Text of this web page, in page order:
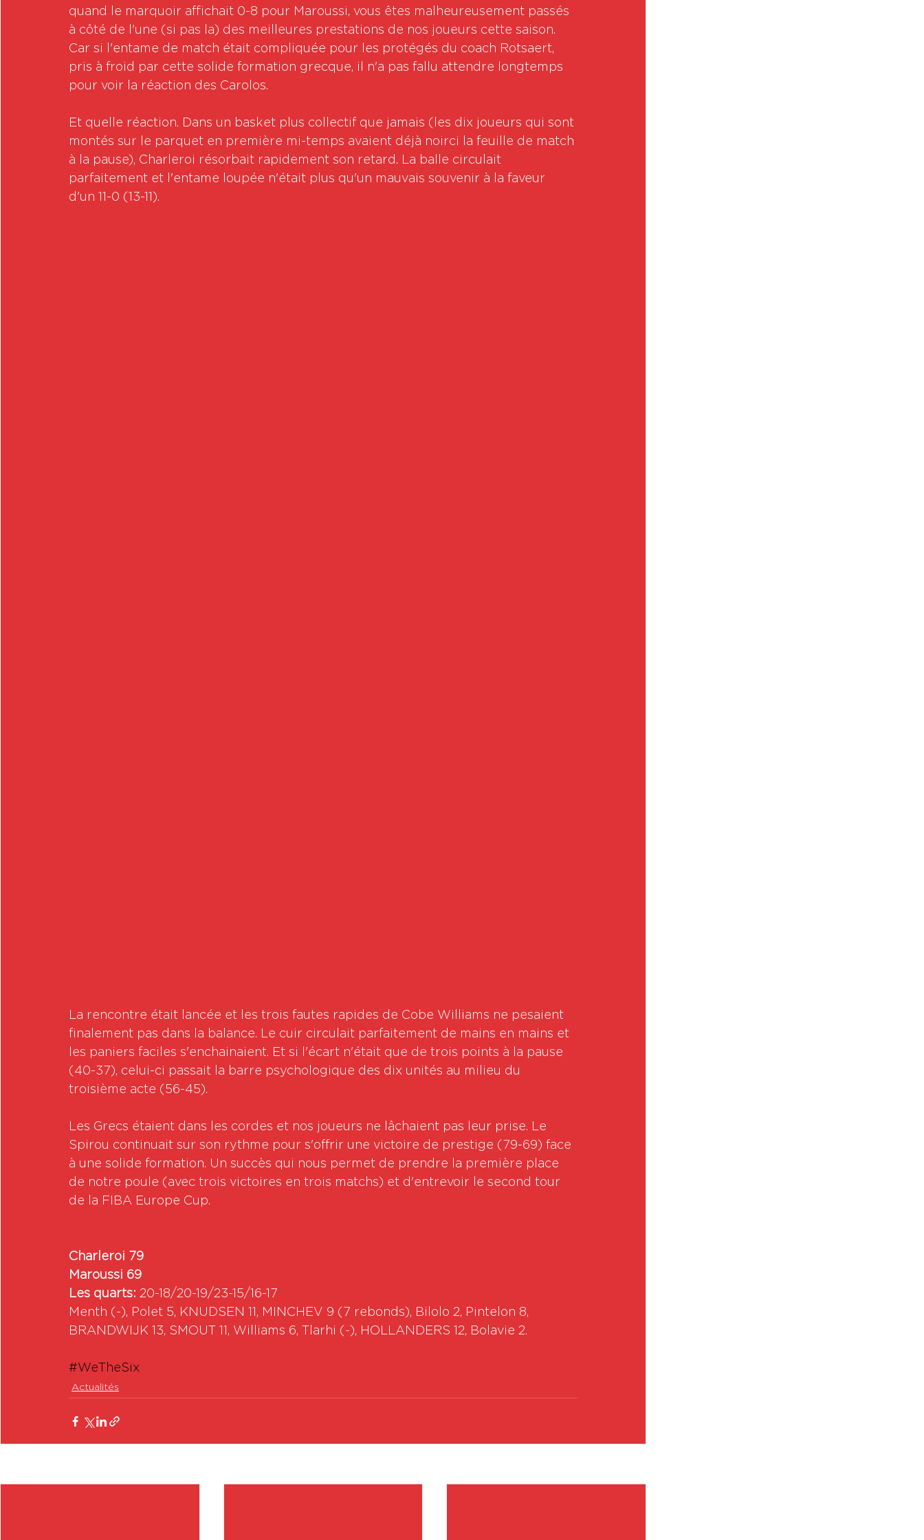
quand le marquoir affichait 0-8 pour Maroussi, vous êtes malheureusement passés
à côté de l'une (si pas la) des meilleures prestations de nos joueurs cette saison.
Car si l'entame de match était compliquée pour les protégés du coach Rotsaert,
pris à froid par cette solide formation grecque, il n'a pas fallu attendre longtemps
pour voir la réaction des Carolos.
Et quelle réaction. Dans un basket plus collectif que jamais (les dix joueurs qui sont
montés sur le parquet en première mi-temps avaient déjà noirci la feuille de match
à la pause), Charleroi résorbait rapidement son retard. La balle circulait
parfaitement et l'entame loupée n'était plus qu'un mauvais souvenir à la faveur
d'un 11-0 (13-11).
La rencontre était lancée et les trois fautes rapides de Cobe Williams ne pesaient
finalement pas dans la balance. Le cuir circulait parfaitement de mains en mains et
les paniers faciles s'enchainaient. Et si l'écart n'était que de trois points à la pause
(40-37), celui-ci passait la barre psychologique des dix unités au milieu du
troisième acte (56-45).
Les Grecs étaient dans les cordes et nos joueurs ne lâchaient pas leur prise. Le
Spirou continuait sur son rythme pour s'offrir une victoire de prestige (79-69) face
à une solide formation. Un succès qui nous permet de prendre la première place
de notre poule (avec trois victoires en trois matchs) et d'entrevoir le second tour
de la FIBA Europe Cup.
Charleroi 79
Maroussi 69
Les quarts: 20-18/20-19/23-15/16-17
Menth (-), Polet 5, KNUDSEN 11, MINCHEV 9 (7 rebonds), Bilolo 2, Pintelon 8,
BRANDWIJK 13, SMOUT 11, Williams 6, Tlarhi (-), HOLLANDERS 12, Bolavie 2.
#WeTheSix
Actualités